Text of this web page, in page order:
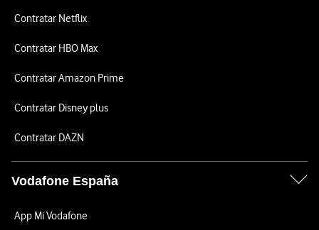
Contratar Netflix
Contratar HBO Max
Contratar Amazon Prime
Contratar Disney plus
Contratar DAZN
Vodafone España
App Mi Vodafone